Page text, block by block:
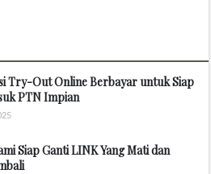
Try-Out Online Berbayar untuk Siap
PTN Impian
Siap Ganti LINK Yang Mati dan